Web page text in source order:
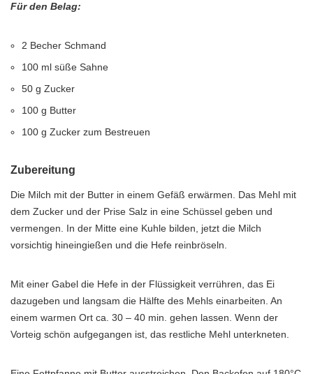
Für den Belag:
2 Becher Schmand
100 ml süße Sahne
50 g Zucker
100 g Butter
100 g Zucker zum Bestreuen
Zubereitung
Die Milch mit der Butter in einem Gefäß erwärmen. Das Mehl mit
dem Zucker und der Prise Salz in eine Schüssel geben und
vermengen. In der Mitte eine Kuhle bilden, jetzt die Milch
vorsichtig hineingießen und die Hefe reinbröseln.
Mit einer Gabel die Hefe in der Flüssigkeit verrühren, das Ei
dazugeben und langsam die Hälfte des Mehls einarbeiten. An
einem warmen Ort ca. 30 – 40 min. gehen lassen. Wenn der
Vorteig schön aufgegangen ist, das restliche Mehl unterkneten.